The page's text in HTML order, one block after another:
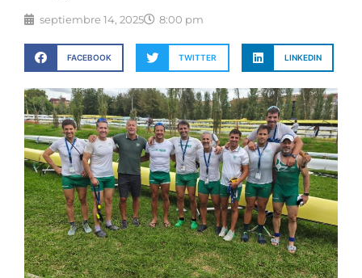
septiembre 14, 2025 8:00 pm
FACEBOOK TWITTER LINKEDIN